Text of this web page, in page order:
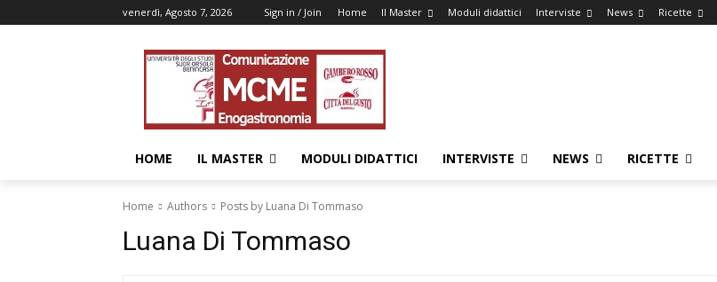
venerdì, Agosto 7, 2026 Sign in / Join Home Il Master Moduli didattici Interviste News Ricette
HOME IL MASTER MODULI DIDATTICI INTERVISTE NEWS RICETTE
Home Authors Posts by Luana Di Tommaso
Luana Di Tommaso